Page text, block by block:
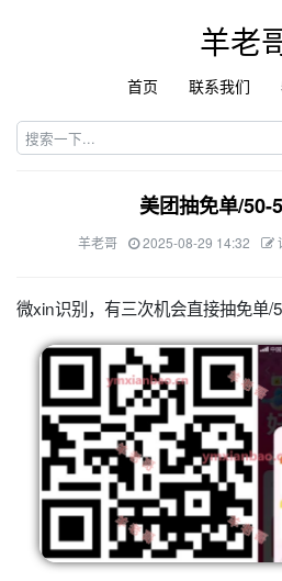
羊老
首页 联系我们
美团抽免单/50-
羊老哥 2025-08-29 14:32
微xin识别，有三次机会直接抽免单/